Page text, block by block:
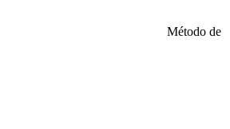
Método de